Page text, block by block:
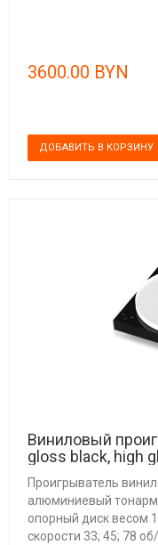
3600.00 BYN
Виниловый
gloss black, high
Проигрыватель
алюминиевый
опорный диск весом
скорости 33; 45; 78